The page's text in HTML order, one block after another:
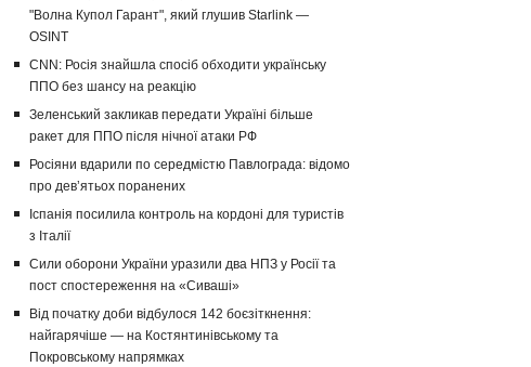
"Волна Купол Гарант", який глушив Starlink —
OSINT
CNN: Росія знайшла спосіб обходити українську
ППО без шансу на реакцію
Зеленський закликав передати Україні більше
ракет для ППО після нічної атаки РФ
Росіяни вдарили по середмістю Павлограда: відомо
про девʼятьох поранених
Іспанія посилила контроль на кордоні для туристів
з Італії
Сили оборони України уразили два НПЗ у Росії та
пост спостереження на «Сиваші»
Від початку доби відбулося 142 боєзіткнення:
найгарячіше — на Костянтинівському та
Покровському напрямках